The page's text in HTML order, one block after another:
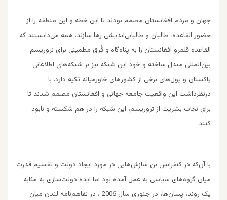
جهان و مردم افغانستان مصمم بودند تا این خطه و این منطقه را از
حضور القاعده، طالبان و طالبانی‌اندیشی رها سازند. همه می‌دانستند که
القاعده قلمرو افغانستان را به پناه‌گاه و قُرق مطمینی برای تروریسم
بین‌المللی مبدل ساخته و خود این شبکه نیز بر شبکه‌های اطلاعاتی
پاکستان و پول‌های برخی از کشور‌های خاورمیانه تکیه دارد. با
درنظرداشت این واقعیت جامعه جهانی و افغانستان مصمم شدند تا
برای نجات بشریت از تروریسم، این شبکه را در هم شکسته و نابود
کنند.
با آن‌که در کنفرانس بن سازش‌هایی در مورد ایجاد دولت و تقسیم قدرت
میان گروه‌های سیاسی به عمل آمده بود اما ایده دولت‌سازی به مثابه
یک روند، پسان‌ها، در جنوری سال 2006 ، در تفاهم‌نامه لندن میان